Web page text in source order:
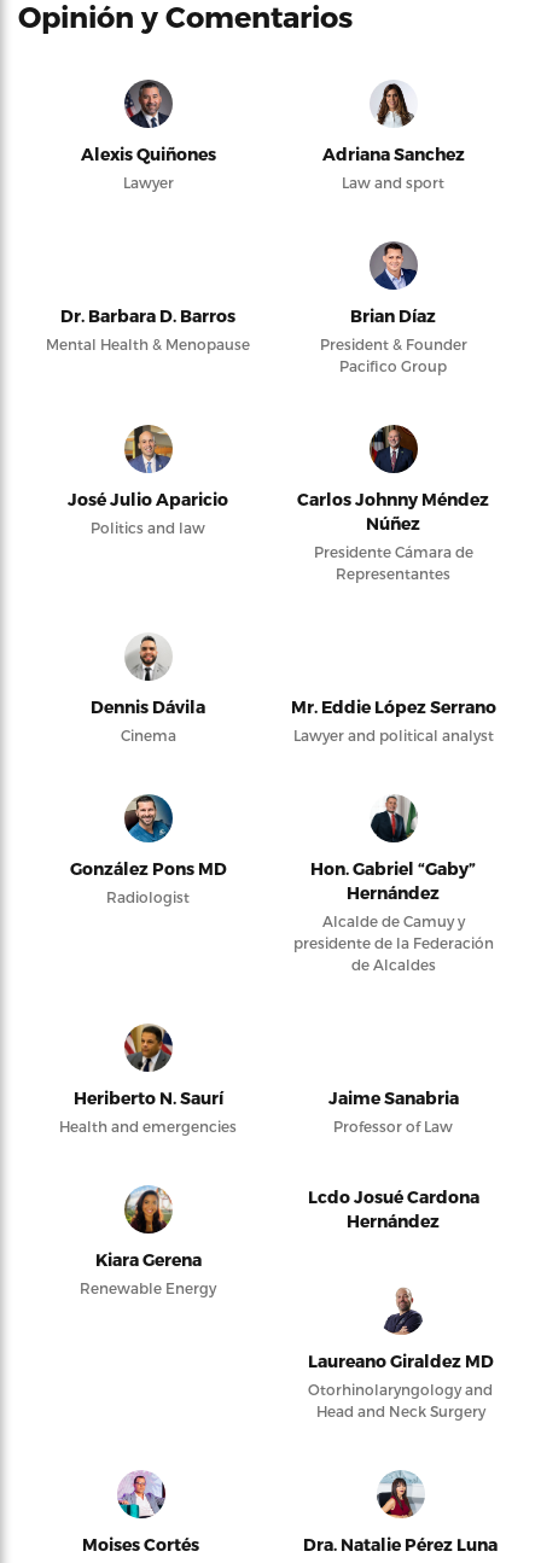
Opinión y Comentarios
Alexis Quiñones
Lawyer
Adriana Sanchez
Law and sport
Dr. Barbara D. Barros
Mental Health & Menopause
Brian Díaz
President & Founder
Pacifico Group
José Julio Aparicio
Politics and law
Carlos Johnny Méndez
Núñez
Presidente Cámara de
Representantes
Dennis Dávila
Cinema
Mr. Eddie López Serrano
Lawyer and political analyst
González Pons MD
Radiologist
Hon. Gabriel “Gaby”
Hernández
Alcalde de Camuy y
presidente de la Federación
de Alcaldes
Heriberto N. Saurí
Health and emergencies
Jaime Sanabria
Professor of Law
Kiara Gerena
Renewable Energy
Lcdo Josué Cardona
Hernández
Laureano Giraldez MD
Otorhinolaryngology and
Head and Neck Surgery
Moises Cortés Dra. Natalie Pérez Luna